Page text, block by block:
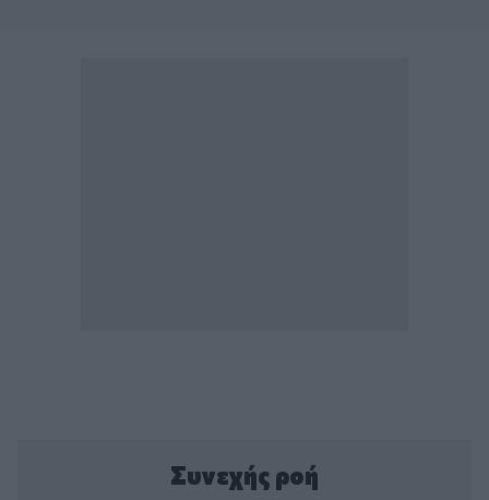
Συνεχής ροή